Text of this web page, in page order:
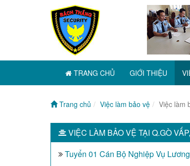
TRANG CHỦ GIỚI THIỆU
Trang chủ Việc làm bảo vệ Việc làm
VIỆC LÀM BẢO VỆ TẠI Q.GÒ
Tuyển 01 Cán Bộ Nghiệp Vụ